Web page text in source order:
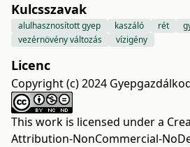
Kulcsszavak
alulhasznosított gyep kaszáló rét
vezérnövény változás
vízigény
Licenc
Copyright (c) 2024
This work is licensed under a
Attribution-NonCommercial-